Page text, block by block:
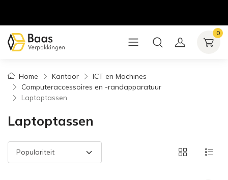
0
Home Kantoor
ICT en Machines
Computeraccessoires en -randapparatuur
Laptoptassen
Laptoptassen